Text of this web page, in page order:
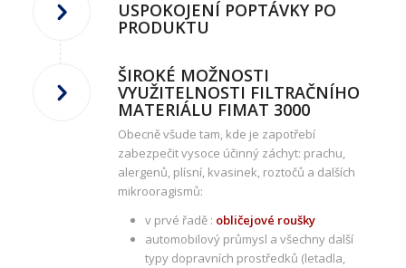
USPOKOJENÍ POPTÁVKY PO
PRODUKTU
ŠIROKÉ MOŽNOSTI
VYUŽITELNOSTI FILTRAČNÍHO
MATERIÁLU FIMAT 3000
Obecně všude tam, kde je zapotřebí
zabezpečit vysoce účinný záchyt: prachu,
alergenů, plísní, kvasinek, roztočů a dalších
mikrooragismů:
v prvé řadě : obličejové roušky
automobilový průmysl a všechny další
typy dopravních prostředků (letadla,